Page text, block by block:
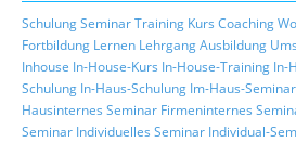
SchulungSeminarTraining Kurs Coaching
Fortbildung Lernen LehrgangAusbildung
Inhouse In-House-Kurs In-House-Training In-
Schulung In-Haus-Schulung Im-Haus-Seminar
Hausinternes Seminar Firmeninternes
Seminar Individuelles Seminar Individual-